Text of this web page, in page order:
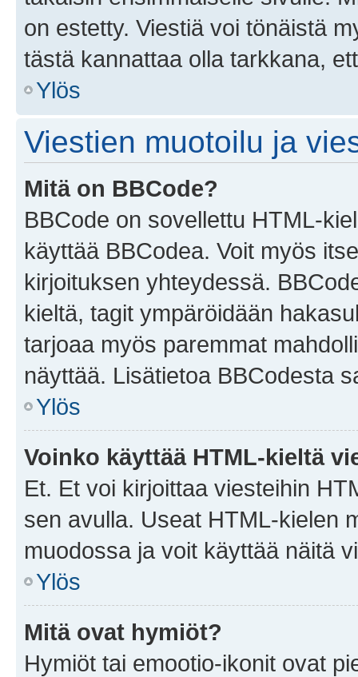
on estetty. Viestiä voi tönäistä
tästä kannattaa olla tarkkana,
Ylös
Viestien muotoilu ja
Mitä on BBCode?
BBCode on sovellettu HTML-
käyttää BBCodea. Voit myös
kirjoituksen yhteydessä.
kieltä, tagit ympäröidään
tarjoaa myös paremmat
näyttää. Lisätietoa BBCodesta
Ylös
Voinko käyttää HTML-kieltä
Et. Et voi kirjoittaa viesteihin
sen avulla. Useat HTML-kielen
muodossa ja voit käyttää näitä
Ylös
Mitä ovat hymiöt?
Hymiöt tai emootio-ikonit ovat